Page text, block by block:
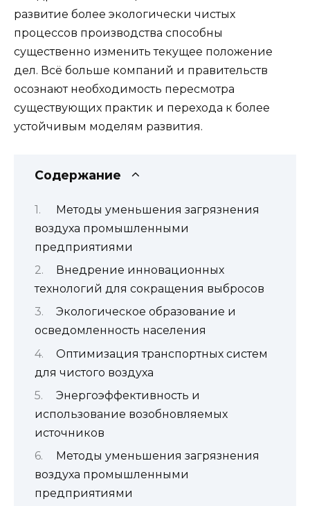
развитие более экологически чистых
процессов производства способны
существенно изменить текущее положение
дел. Всё больше компаний и правительств
осознают необходимость пересмотра
существующих практик и перехода к более
устойчивым моделям развития.
Содержание
Методы уменьшения загрязнения
воздуха промышленными
предприятиями
Внедрение инновационных
технологий для сокращения выбросов
Экологическое образование и
осведомленность населения
Оптимизация транспортных систем
для чистого воздуха
Энергоэффективность и
использование возобновляемых
источников
Методы уменьшения загрязнения
воздуха промышленными
предприятиями